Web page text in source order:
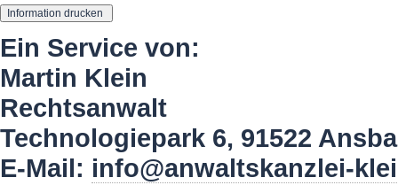
Ein Service von:
Martin Klein
Rechtsanwalt
Technologiepark 6, 91522
E-Mail: info@anwaltskanzlei-